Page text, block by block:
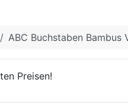
ABC Buchstaben Bambus
Preisen!